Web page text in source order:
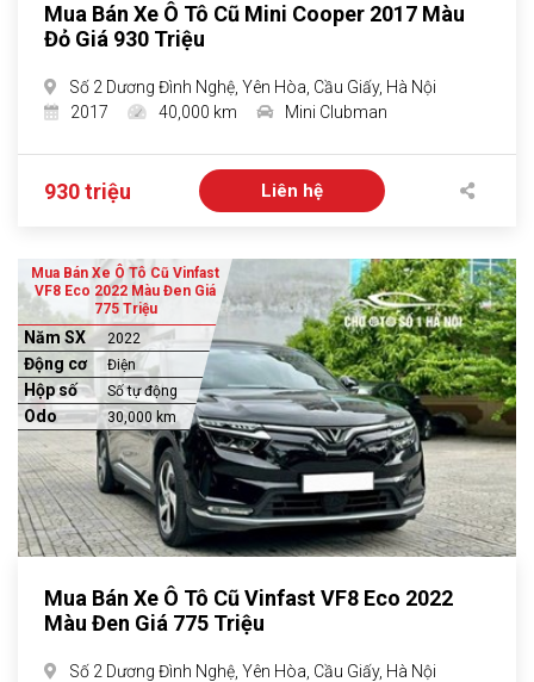
Mua Bán Xe Ô Tô Cũ Mini Cooper 2017 Màu
Đỏ Giá 930 Triệu
Số 2 Dương Đình Nghệ, Yên Hòa, Cầu Giấy, Hà Nội
2017
40,000 km Mini Clubman
930 triệu Liên hệ
Mua Bán Xe Ô Tô Cũ Vinfast
VF8 Eco 2022 Màu Đen Giá
775 Triệu
Năm SX 2022
Động cơ Điện
Hộp số Số tự động
Odo 30,000 km
Mua Bán Xe Ô Tô Cũ Vinfast VF8 Eco 2022
Màu Đen Giá 775 Triệu
Số 2 Dương Đình Nghệ, Yên Hòa, Cầu Giấy, Hà Nội